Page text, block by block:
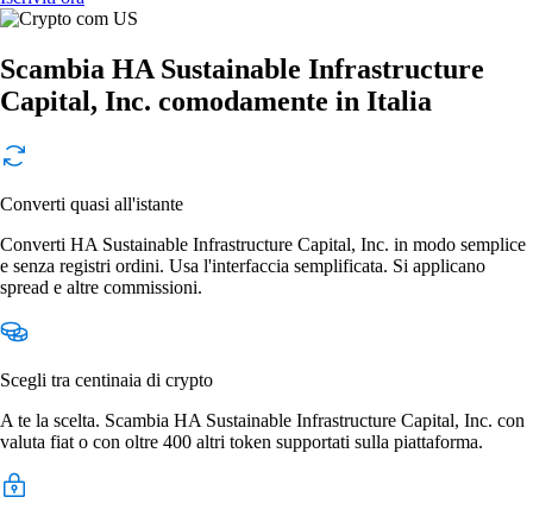
Scambia HA Sustainable Infrastructure
Capital, Inc. comodamente in Italia
Converti quasi all'istante
Converti HA Sustainable Infrastructure Capital, Inc. in modo semplice
e senza registri ordini. Usa l'interfaccia semplificata. Si applicano
spread e altre commissioni.
Scegli tra centinaia di crypto
A te la scelta. Scambia HA Sustainable Infrastructure Capital, Inc. con
valuta fiat o con oltre 400 altri token supportati sulla piattaforma.